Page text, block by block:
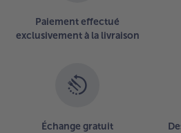
Paiement effectué
exclusivement à la livraison
Échange gratuit